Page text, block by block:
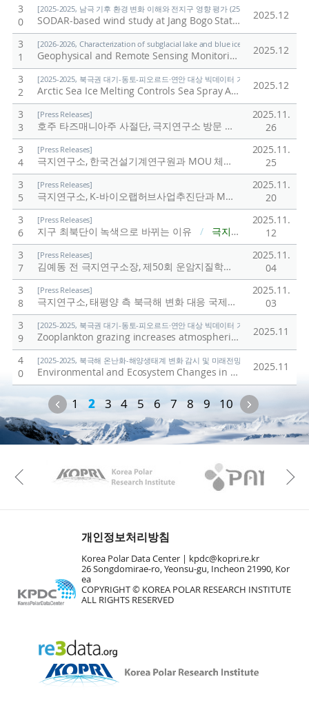
3
0
[2025-2025, 남극 기후 환경 변화 이해와 전지구 영향 평가 (25-25) / 정의석]
SODAR-based wind study at Jang Bogo Station, Antarctica, during the winter of 2017 2025.12
3
1
[2026-2026, Characterization of subglacial lake and blue ice in northern
Geophysical and Remote Sensing Monitoring of a Snow Patch System in Barton Peninsula Shows Impacts of Warming on Low-Altitude Permafrost 2025.12
3
2
[2025-2025, 북극권 대기-동토-피오르드·연안 대상 빅데이터 기반 기후변화 대응
Arctic Sea Ice Melting Controls Sea Spray Aerosol Production 2025.12
3
3
[Press Releases]
호주 타즈매니아주 사절단, 극지연구소 방문/ 극지연구소
2025.11.
26
3
4
[Press Releases]
극지연구소, 한국건설기계연구원과 MOU 체결 극지연구소
2025.11.
25
3
5
[Press Releases]
극지연구소, K-바이오랩허브사업추진단과 MOU 체결 /
2025.11.
20
3
6
[Press Releases]
지구 최북단이 녹색으로 바뀌는 이유 / 극지연구소
2025.11.
12
3
7
[Press Releases]
김예동 전 극지연구소장, 제50회 운암지질학상 수상 / 극지연
2025.11.
04
3
8
[Press Releases]
극지연구소, 태평양 측 북극해 변화 대응 국제워크숍 연속 개최
2025.11.
03
3
9
[2025-2025, 북극권 대기-동토-피오르드·연안 대상 빅데이터 기반 기후변화 대응
Zooplankton grazing increases atmospheric primary aerosol production in the high Arctic 2025.11
4
0
[2025-2025, 북극해 온난화-해양생태계 변화 감시 및 미래전망 연구 (25-25) / 양은
Environmental and Ecosystem Changes in the Western Arctic Ocean: A Research Overview 2025.11
Previous
1 2 3 4 5 6 7 8 9 10
KAOS Kopri
Previous
개인정보처리방침
Korea Polar Data Center |
kpdc@kopri.re.kr
26 Songdomirae-ro, Yeonsu-gu, Incheon 21990, Kor
ea
COPYRIGHT © KOREA POLAR RESEARCH INSTITUTE
ALL RIGHTS RESERVED